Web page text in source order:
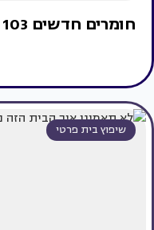
חומרים חדשים 103
שיפוץ בית פרטי